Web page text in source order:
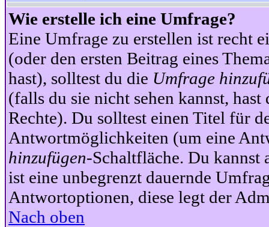
Wie erstelle ich eine Umfrage?
Eine Umfrage zu erstellen ist recht
(oder den ersten Beitrag eines
hast), solltest du die Umfrage
(falls du sie nicht sehen kannst,
Rechte). Du solltest einen Titel für
Antwortmöglichkeiten (um eine
hinzufügen-Schaltfläche. Du
ist eine unbegrenzt dauernde
Antwortoptionen, diese legt der
Nach oben